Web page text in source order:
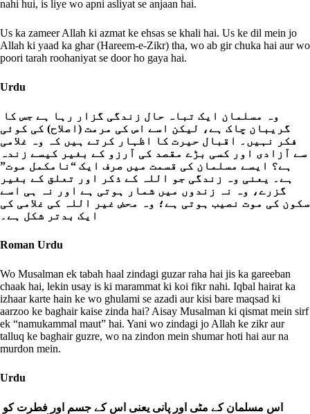
nahi hui, is liye wo apni asliyat se anjaan hai.
Us ka zameer Allah ki azmat ke ehsas se khali hai. Us ke dil mein jo
Allah ki yaad ka ghar (Hareem-e-Zikr) tha, wo ab gir chuka hai aur wo
poori tarah roohaniyat se door ho gaya hai.
Urdu
گریبان چاک ہے، لیکن اسے اس کی مرمت (اصلاح) کی کوئی
فکر نہیں۔ اقبال حیرت کا اظہار کرتے ہیں کہ وہ غلامی
سے آزادی اور کسی بڑے مقصد کی آرزو کے بغیر کیسے زندہ
ہے؟ ایسے مسلمان کی قسمت میں صرف ایک “نامکمل موت”
ہے۔ یعنی وہ زندگی جو اللہ کے ذکر اور تعلق کے بغیر
گزرے، وہ نہ زندوں میں شمار ہوتی ہے اور نہ ہی اسے
سکون کی موت نصیب ہوتی ہے؛ وہ محض غیر اللہ کی غلامی کی
ایک بدتر شکل ہے۔
Roman Urdu
Wo Musalman ek tabah haal zindagi guzar raha hai jis ka gareeban
chaak hai, lekin usay is ki marammat ki koi fikr nahi. Iqbal hairat ka
izhaar karte hain ke wo ghulami se azadi aur kisi bare maqsad ki
aarzoo ke baghair kaise zinda hai? Aisay Musalman ki qismat mein sirf
ek “namukammal maut” hai. Yani wo zindagi jo Allah ke zikr aur
talluq ke baghair guzre, wo na zindon mein shumar hoti hai aur na
murdon mein.
Urdu